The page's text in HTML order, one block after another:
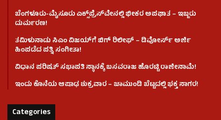
ಬೆಂಗಳೂರು-ಮೈಸೂರು ಎಕ್ಸ್‌ಪ್ರೆಸ್‌ವೇನಲ್ಲಿ ಭೀಕರ ಅಪಘಾತ – ಇಬ್ಬರು
ದುರ್ಮರಣ!
ತಮಿಳುನಾಡು ಸಿಎಂ ವಿಜಯ್‌ಗೆ ಬಿಗ್ ರಿಲೀಫ್ – ಡಿವೋರ್ಸ್ ಅರ್ಜಿ
ಹಿಂಪಡೆದ ಪತ್ನಿ ಸಂಗೀತಾ!
ವಿಧಾನ ಪರಿಷತ್ ಸಭಾಪತಿ ಸ್ಥಾನಕ್ಕೆ ಬಸವರಾಜ ಹೊರಟ್ಟಿ ರಾಜೀನಾಮೆ!
ಇಂದು ಕೊನೆಯ ಆಷಾಢ ಶುಕ್ರವಾರ – ಚಾಮುಂಡಿ ಬೆಟ್ಟದಲ್ಲಿ ಭಕ್ತ ಸಾಗರ!
Categories